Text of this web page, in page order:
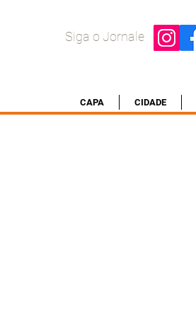
Siga o Jornale
CAPA CIDADE